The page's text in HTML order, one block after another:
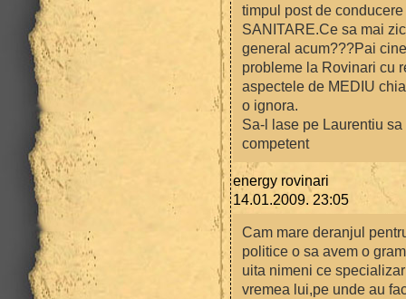
timpul post de
SANITARE.Ce sa mai
general acum???Pai
probleme la Rovinari cu
aspectele de MEDIU
o ignora.
Sa-l lase pe Laurentiu
competent
energy rovinari
14.01.2009. 23:05
Cam mare deranjul
politice o sa avem o
uita nimeni ce
vremea lui,pe unde au